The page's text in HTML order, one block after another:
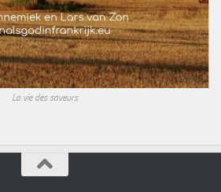
La vie des saveurs